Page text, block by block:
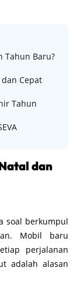
Tahun Baru?
Cepat
Tahun
dan
soal berkumpul
Mobil baru
perjalanan
adalah alasan